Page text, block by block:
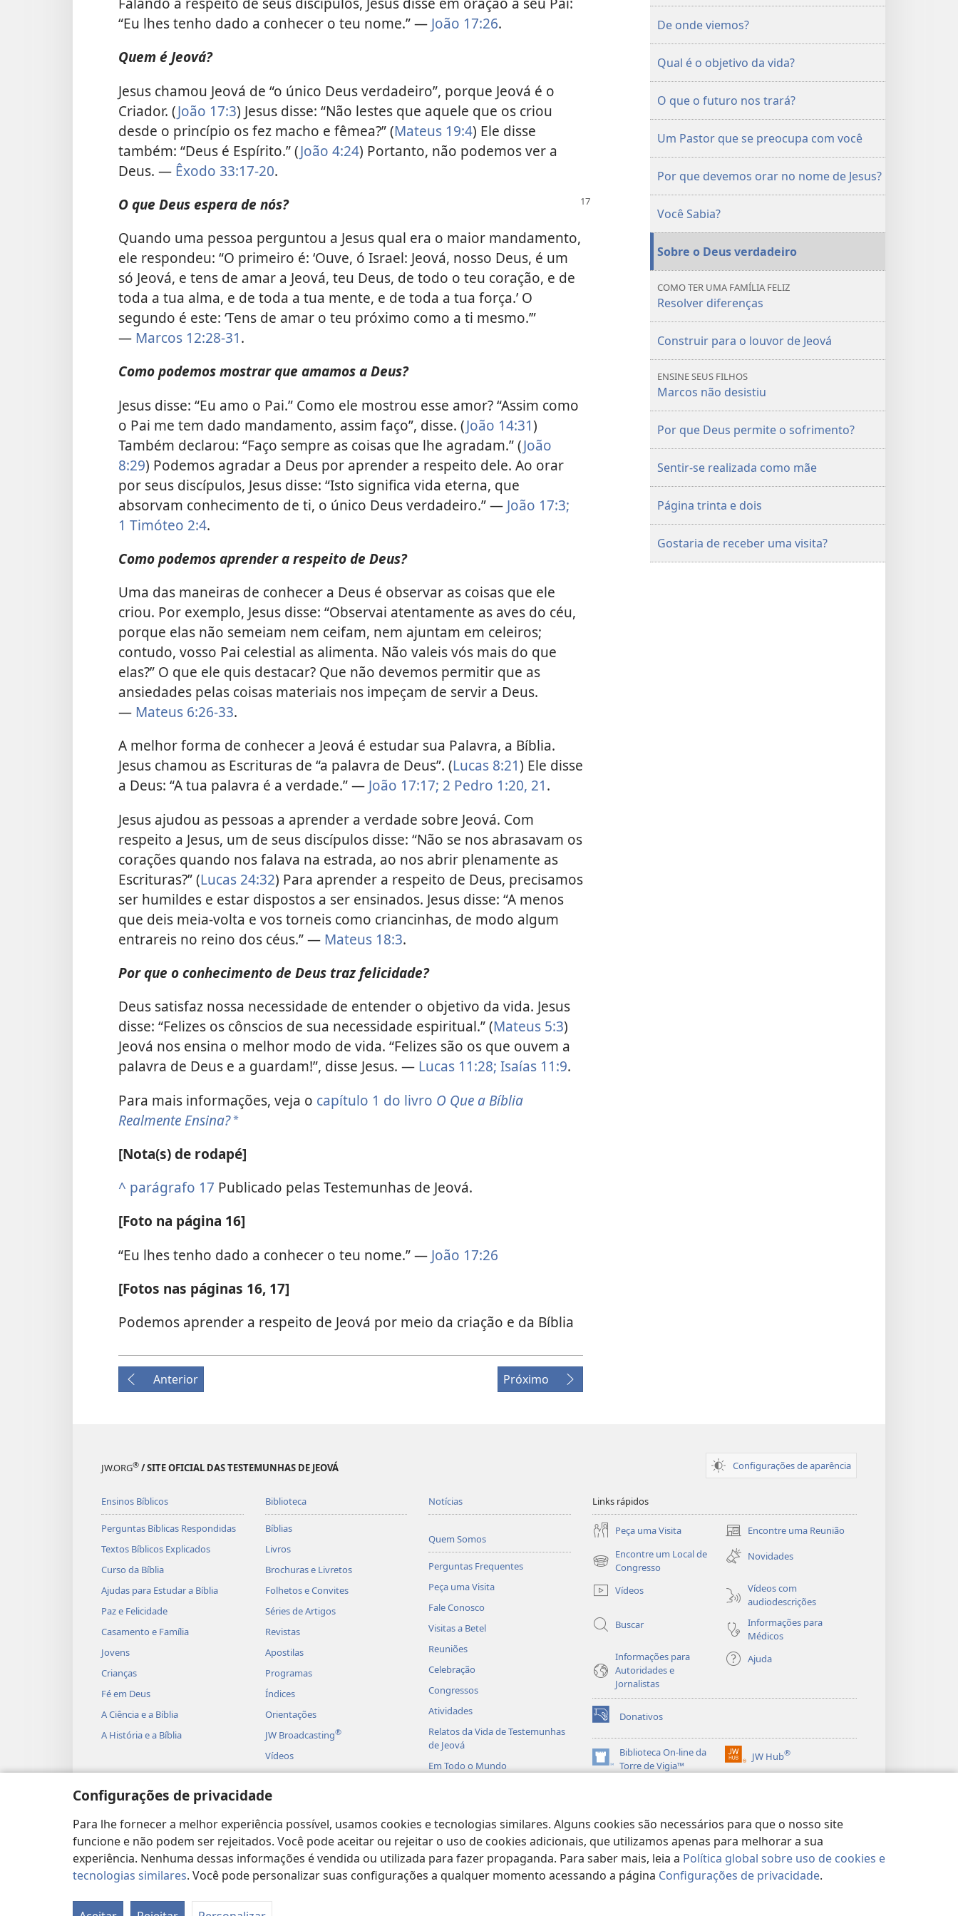
Configurações de privacidade
Para lhe fornecer a melhor experiência possível, usamos cookies e tecnologias similares. Alguns cookies são necessários para que o nosso site
funcione e não podem ser rejeitados. Você pode aceitar ou rejeitar o uso de cookies adicionais, que utilizamos apenas para melhorar a sua
experiência. Nenhuma dessas informações é vendida ou utilizada para fazer propaganda. Para saber mais, leia a Política global sobre uso de cookies e
tecnologias similares. Você pode personalizar suas configurações a qualquer momento acessando a página Configurações de privacidade.
“Eu lhes tenho dado a conhecer o teu nome.” — João 17:26.
Quem é Jeová?
Jesus chamou Jeová de “o único Deus verdadeiro”, porque Jeová é o
Criador. (João 17:3) Jesus disse: “Não lestes que aquele que os criou
desde o princípio os fez macho e fêmea?” (Mateus 19:4) Ele disse
também: “Deus é Espírito.” (João 4:24) Portanto, não podemos ver a
Deus. — Êxodo 33:17-20.
O que Deus espera de nós?
Quando uma pessoa perguntou a Jesus qual era o maior mandamento,
ele respondeu: “O primeiro é: ‘Ouve, ó Israel: Jeová, nosso Deus, é um
só Jeová, e tens de amar a Jeová, teu Deus, de todo o teu coração, e de
toda a tua alma, e de toda a tua mente, e de toda a tua força.’ O
segundo é este: ‘Tens de amar o teu próximo como a ti mesmo.’”
— Marcos 12:28-31.
Como podemos mostrar que amamos a Deus?
Jesus disse: “Eu amo o Pai.” Como ele mostrou esse amor? “Assim como
o Pai me tem dado mandamento, assim faço”, disse. (João 14:31)
Também declarou: “Faço sempre as coisas que lhe agradam.” (João
8:29) Podemos agradar a Deus por aprender a respeito dele. Ao orar
por seus discípulos, Jesus disse: “Isto significa vida eterna, que
absorvam conhecimento de ti, o único Deus verdadeiro.” — João 17:3;
1 Timóteo 2:4.
Como podemos aprender a respeito de Deus?
Uma das maneiras de conhecer a Deus é observar as coisas que ele
criou. Por exemplo, Jesus disse: “Observai atentamente as aves do céu,
porque elas não semeiam nem ceifam, nem ajuntam em celeiros;
contudo, vosso Pai celestial as alimenta. Não valeis vós mais do que
elas?” O que ele quis destacar? Que não devemos permitir que as
ansiedades pelas coisas materiais nos impeçam de servir a Deus.
— Mateus 6:26-33.
A melhor forma de conhecer a Jeová é estudar sua Palavra, a Bíblia.
Jesus chamou as Escrituras de “a palavra de Deus”. (Lucas 8:21) Ele disse
a Deus: “A tua palavra é a verdade.” — João 17:17; 2 Pedro 1:20, 21.
Jesus ajudou as pessoas a aprender a verdade sobre Jeová. Com
respeito a Jesus, um de seus discípulos disse: “Não se nos abrasavam os
corações quando nos falava na estrada, ao nos abrir plenamente as
Escrituras?” (Lucas 24:32) Para aprender a respeito de Deus, precisamos
ser humildes e estar dispostos a ser ensinados. Jesus disse: “A menos
que deis meia-volta e vos torneis como criancinhas, de modo algum
entrareis no reino dos céus.” — Mateus 18:3.
Por que o conhecimento de Deus traz felicidade?
Deus satisfaz nossa necessidade de entender o objetivo da vida. Jesus
disse: “Felizes os cônscios de sua necessidade espiritual.” (Mateus 5:3)
Jeová nos ensina o melhor modo de vida. “Felizes são os que ouvem a
palavra de Deus e a guardam!”, disse Jesus. — Lucas 11:28; Isaías 11:9.
Para mais informações, veja o capítulo 1 do livro O Que a Bíblia
Realmente Ensina?*
[Nota(s) de rodapé]
^ parágrafo 17 Publicado pelas Testemunhas de Jeová.
[Foto na página 16]
“Eu lhes tenho dado a conhecer o teu nome.” — João 17:26
[Fotos nas páginas 16, 17]
Podemos aprender a respeito de Jeová por meio da criação e da Bíblia
Anterior Próximo
De onde viemos?
Qual é o objetivo da vida?
O que o futuro nos trará?
Um Pastor que se preocupa com você
Por que devemos orar no nome de Jesus?
Você Sabia?
Sobre o Deus verdadeiro
COMO TER UMA FAMÍLIA FELIZ
Resolver diferenças
Construir para o louvor de Jeová
ENSINE SEUS FILHOS
Marcos não desistiu
Por que Deus permite o sofrimento?
Sentir-se realizada como mãe
Página trinta e dois
Gostaria de receber uma visita?
JW.ORG® / SITE OFICIAL DAS TESTEMUNHAS DE JEOVÁ Configurações de aparência
Ensinos Bíblicos
Perguntas Bíblicas Respondidas
Textos Bíblicos Explicados
Curso da Bíblia
Ajudas para Estudar a Bíblia
Paz e Felicidade
Casamento e Família
Jovens
Crianças
Fé em Deus
A Ciência e a Bíblia
A História e a Bíblia
Biblioteca
Bíblias
Livros
Brochuras e Livretos
Folhetos e Convites
Séries de Artigos
Revistas
Apostilas
Programas
Índices
Orientações
JW Broadcasting®
Vídeos
Músicas
Peças Teatrais em Áudio
Leituras Bíblicas Dramatizadas
Notícias
Quem Somos
Perguntas Frequentes
Peça uma Visita
Fale Conosco
Visitas a Betel
Reuniões
Celebração
Congressos
Atividades
Relatos da Vida de Testemunhas
de Jeová
Em Todo o Mundo
Links rápidos
Peça uma Visita Encontre uma Reunião
(abre
nova
janela)
Encontre um Local de
Congresso
(abre
janela)
Novidades
Vídeos
Vídeos com
audiodescrições
Buscar
Informações para
Médicos
Informações para
Autoridades e
Jornalistas
Ajuda
Donativos
(abre
nova
janela) Biblioteca On-line da
Torre de Vigia™
(abre
JW Hub®
(abre
nova
Copyright© 2026 Watch Tower Bible and Tract Society of Pennsylvania. TERMOS DE USO|POLÍTICA DE PRIVACIDADE|CONFIGURAÇÕES DE PRIVACIDADE